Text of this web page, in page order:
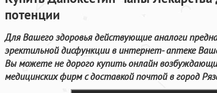
потенции
Для Вашего здоровья действующие аналоги
эректильной дисфункции в интернет- аптеке
Вы можете не дорого купить онлайн
медицинских фирм с доставкой почтой в город